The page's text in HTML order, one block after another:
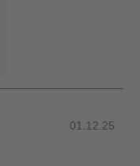
01.12.25